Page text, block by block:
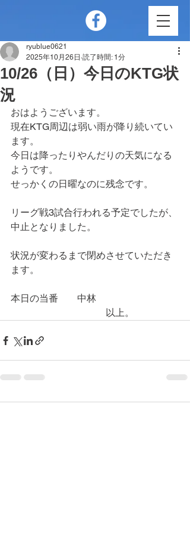
10/26（日）今日のKTG状
況
ryublue0621
2025年10月26日 読了時間: 1分
おはようございます。
現在KTG周辺は弱い雨が降り続いてい
ます。
今日は降ったりやんだりの天気になる
ようです。
せっかくの日曜なのに残念です。
リーグ戦3試合行われる予定でしたが、
中止となりました。
状況が変わるまで閉めさせていただき
ます。
本日の当番　　中林
以上。